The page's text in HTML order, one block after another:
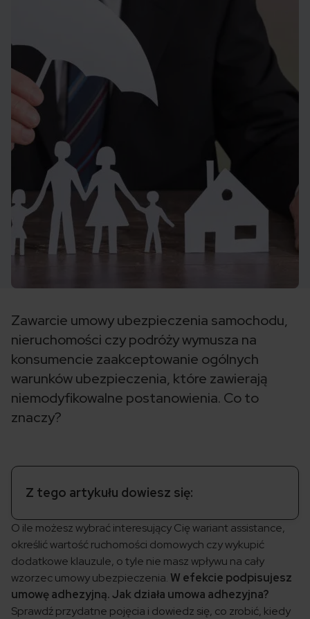
Zawarcie umowy ubezpieczenia samochodu,
nieruchomości czy podróży wymusza na
konsumencie zaakceptowanie ogólnych
warunków ubezpieczenia, które zawierają
niemodyfikowalne postanowienia. Co to
znaczy?
Z tego artykułu dowiesz się:
O ile możesz wybrać interesujący Cię wariant assistance,
określić wartość ruchomości domowych czy wykupić
dodatkowe klauzule, o tyle nie masz wpływu na cały
wzorzec umowy ubezpieczenia. W efekcie podpisujesz
umowę adhezyjną. Jak działa umowa adhezyjna?
Sprawdź przydatne pojęcia i dowiedz się, co zrobić, kiedy